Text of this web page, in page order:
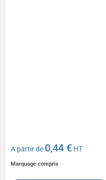
A partir de 0,44 € HT
Marquage compris